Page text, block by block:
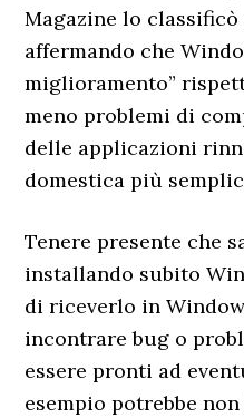
Magazine lo classificò
affermando che
miglioramento”
meno problemi di
delle applicazioni
domestica più
Tenere presente che
installando subito
di riceverlo in
incontrare bug o
essere pronti ad
esempio potrebbe